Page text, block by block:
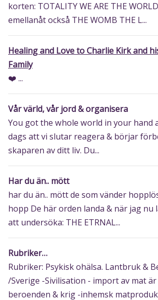
korten: TOTALITY WE ARE THE
emellanåt också THE WOMB THE L...
Healing and Love to Charlie Kirk and
Family
❤️ ...
Vår värld, vår jord & organisera
You got the whole world in your hand
dags att vi slutar reagera & börjar
skaparen av ditt liv. Du...
Har du än.. mött
har du än.. mött de som vänder
hopp De här orden landa & när jag
att undersöka: THE ETRNAL...
Rubriker…
Rubriker: Psykisk ohälsa. Lantbruk &
/Sverige -Sivilisation - import av mat
beroenden & krig -inhemsk